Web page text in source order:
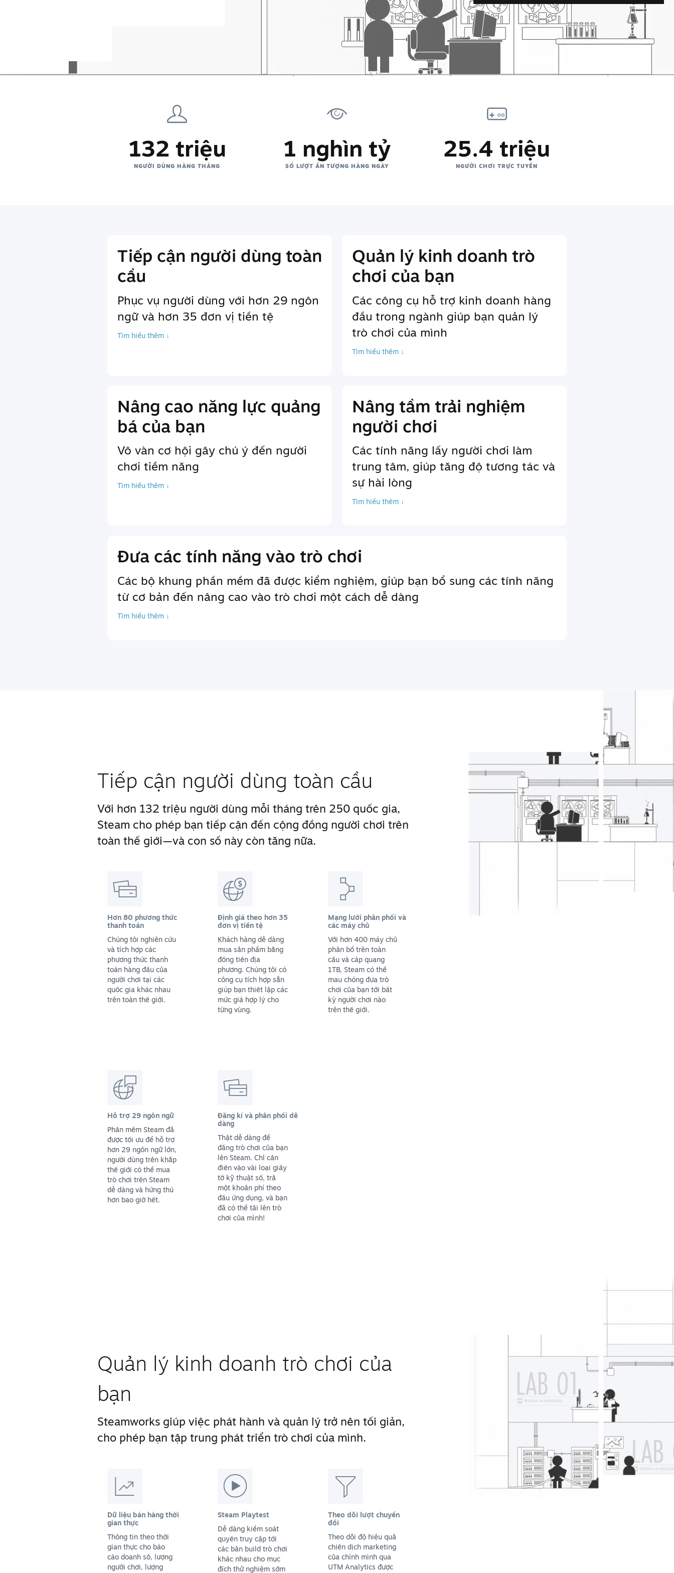
132 triệu
NGƯỜI DÙNG HÀNG THÁNG
1 nghìn tỷ
SỐ LƯỢT ẤN TƯỢNG HÀNG NGÀY
25.4 triệu
NGƯỜI CHƠI TRỰC TUYẾN
Tiếp cận người dùng toàn
cầu
Phục vụ người dùng với hơn 29 ngôn
ngữ và hơn 35 đơn vị tiền tệ
Tìm hiểu thêm ↓
Quản lý kinh doanh trò
chơi của bạn
Các công cụ hỗ trợ kinh doanh hàng
đầu trong ngành giúp bạn quản lý
trò chơi của mình
Tìm hiểu thêm ↓
Nâng cao năng lực quảng
bá của bạn
Vô vàn cơ hội gây chú ý đến người
chơi tiềm năng
Tìm hiểu thêm ↓
Nâng tầm trải nghiệm
người chơi
Các tính năng lấy người chơi làm
trung tâm, giúp tăng độ tương tác và
sự hài lòng
Tìm hiểu thêm ↓
Đưa các tính năng vào trò chơi
Các bộ khung phần mềm đã được kiểm nghiệm, giúp bạn bổ sung các tính năng
từ cơ bản đến nâng cao vào trò chơi một cách dễ dàng
Tìm hiểu thêm ↓
Tiếp cận người dùng toàn cầu
Với hơn 132 triệu người dùng mỗi tháng trên 250 quốc gia,
Steam cho phép bạn tiếp cận đến cộng đồng người chơi trên
toàn thế giới—và con số này còn tăng nữa.
Hơn 80 phương thức
thanh toán
Chúng tôi nghiên cứu
và tích hợp các
phương thức thanh
toán hàng đầu của
người chơi tại các
quốc gia khác nhau
trên toàn thế giới.
Định giá theo hơn 35
đơn vị tiền tệ
Khách hàng dễ dàng
mua sản phẩm bằng
đồng tiền địa
phương. Chúng tôi có
công cụ tích hợp sẵn
giúp bạn thiết lập các
mức giá hợp lý cho
từng vùng.
Mạng lưới phân phối và
các máy chủ
Với hơn 400 máy chủ
phân bổ trên toàn
cầu và cáp quang
1TB, Steam có thể
mau chóng đưa trò
chơi của bạn tới bất
kỳ người chơi nào
trên thế giới.
Hỗ trợ 29 ngôn ngữ
Phần mềm Steam đã
được tối ưu để hỗ trợ
hơn 29 ngôn ngữ lớn,
người dùng trên khắp
thế giới có thể mua
trò chơi trên Steam
dễ dàng và hứng thú
hơn bao giờ hết.
Đăng kí và phân phối dễ
dàng
Thật dễ dàng để
đăng trò chơi của bạn
lên Steam. Chỉ cần
điền vào vài loại giấy
tờ kỹ thuật số, trả
một khoản phí theo
đầu ứng dụng, và bạn
đã có thể tải lên trò
chơi của mình!
Quản lý kinh doanh trò chơi của
bạn
Steamworks giúp việc phát hành và quản lý trở nên tối giản,
cho phép bạn tập trung phát triển trò chơi của mình.
Dữ liệu bán hàng thời
gian thực
Thông tin theo thời
gian thực cho báo
cáo doanh số, lượng
người chơi, lượng
Steam Playtest
Dễ dàng kiểm soát
quyền truy cập tới
các bản build trò chơi
khác nhau cho mục
đích thử nghiệm sớm
Theo dõi lượt chuyển
đổi
Theo dõi độ hiệu quả
chiến dịch marketing
của chính mình qua
UTM Analytics được